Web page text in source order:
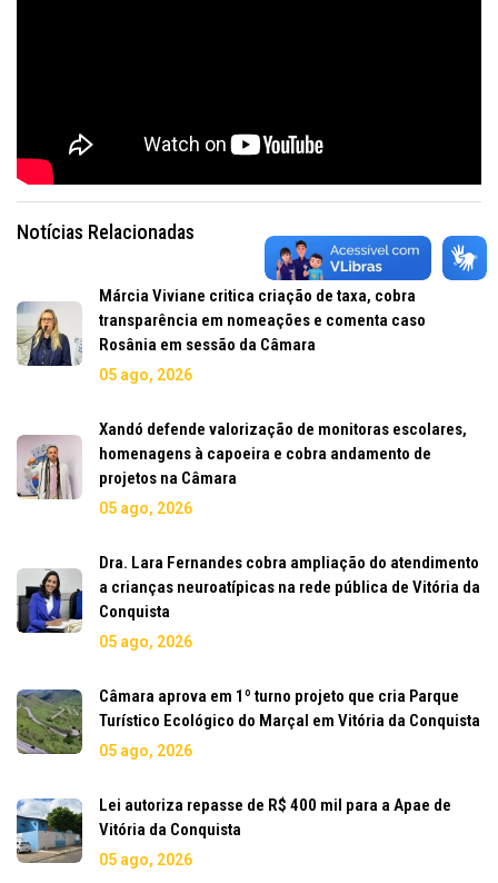
Notícias Relacionadas
Márcia Viviane critica criação de taxa, cobra
transparência em nomeações e comenta caso
Rosânia em sessão da Câmara
05 ago, 2026
Xandó defende valorização de monitoras escolares,
homenagens à capoeira e cobra andamento de
projetos na Câmara
05 ago, 2026
Dra. Lara Fernandes cobra ampliação do atendimento
a crianças neuroatípicas na rede pública de Vitória da
Conquista
05 ago, 2026
Câmara aprova em 1º turno projeto que cria Parque
Turístico Ecológico do Marçal em Vitória da Conquista
05 ago, 2026
Lei autoriza repasse de R$ 400 mil para a Apae de
Vitória da Conquista
05 ago, 2026